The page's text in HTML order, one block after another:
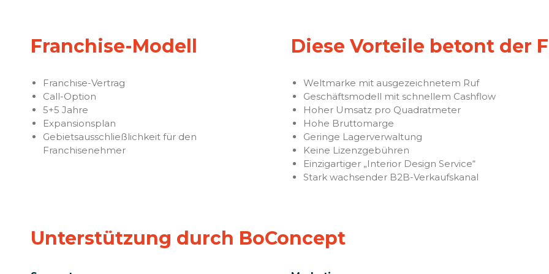
Franchise-Modell
Franchise-Vertrag
Call-Option
5+5 Jahre
Expansionsplan
Gebietsausschließlichkeit für den
Franchisenehmer
Diese Vorteile betont der
Weltmarke mit ausgezeichnetem Ruf
Geschäftsmodell mit schnellem Cashflow
Hoher Umsatz pro Quadratmeter
Hohe Bruttomarge
Geringe Lagerverwaltung
Keine Lizenzgebühren
Einzigartiger „Interior Design Service“
Stark wachsender B2B-Verkaufskanal
Unterstützung durch BoConcept